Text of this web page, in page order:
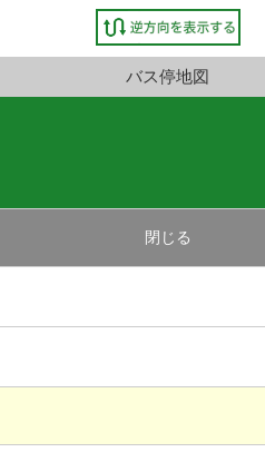
バス停地図
閉じる